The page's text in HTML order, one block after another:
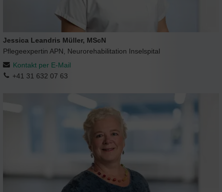
Jessica Leandris Müller, MScN
Pflegeexpertin APN, Neurorehabilitation Inselspital
Kontakt per E-Mail
+41 31 632 07 63